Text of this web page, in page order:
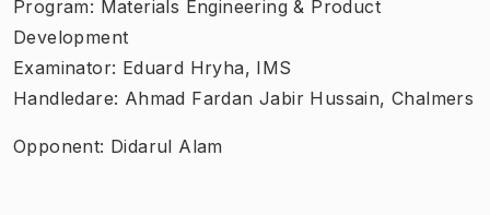
Program: Materials Engineering & Product
Development
Examinator: Eduard Hryha, IMS
Handledare: Ahmad Fardan Jabir Hussain, Chalmers
Opponent: Didarul Alam